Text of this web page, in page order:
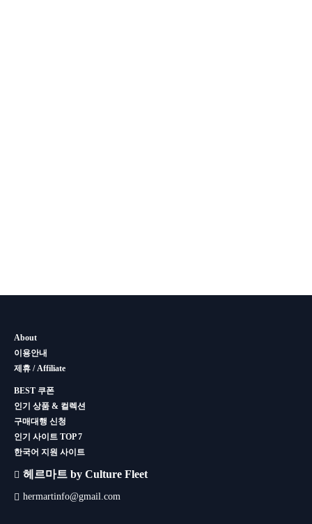
About
이용안내
제휴 / Affiliate
BEST 쿠폰
인기 상품 & 컬렉션
구매대행 신청
인기 사이트 TOP 7
한국어 지원 사이트
헤르마트 by Culture Fleet
hermartinfo@gmail.com